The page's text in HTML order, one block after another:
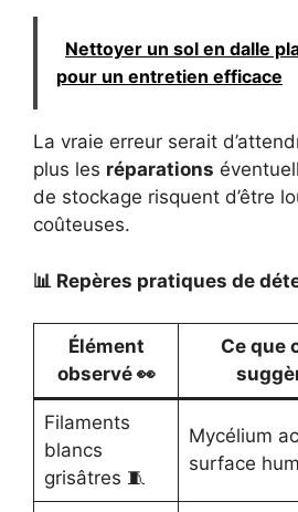
Nettoyer un sol en dalle
pour un entretien efficace
La vraie erreur serait
plus les réparations
de stockage risquent d’être
coûteuses.
📊 Repères pratiques de
Élément
observé 👀
Ce que
Filaments
blancs
grisâtres 🧵
Mycélium
surface